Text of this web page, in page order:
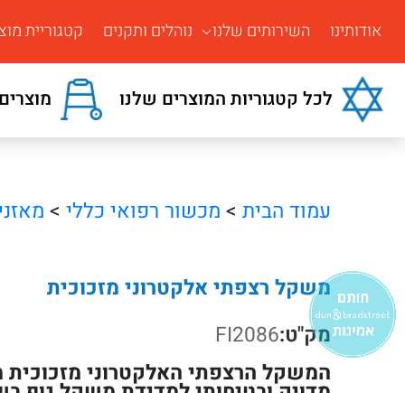
אודותינו השירותים שלנו נוהלים ותקנים קטגוריית
לכל קטגוריות המוצרים שלנו
עמוד הבית > מכשור רפואי כללי >
משקל רצפתי אלקטרוני מזכוכית
מק"ט:FI2086
המשקל הרצפתי האלקטרוני מזכוכית